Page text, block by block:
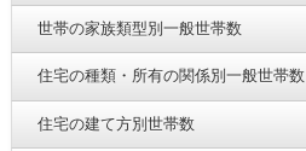
世帯の家族類型別一般世帯数
住宅の種類・所有の関係別一般世帯数
住宅の建て方別世帯数